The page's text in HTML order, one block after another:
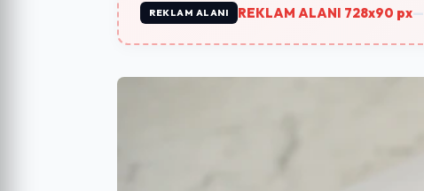
REKLAM ALANI REKLAM ALANI 728x90 px—